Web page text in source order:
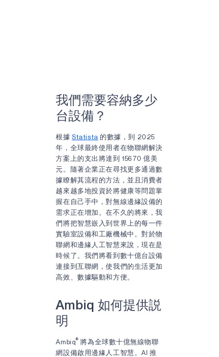
我們需要容納多少
台設備？
根據Statista 的數據，到 2025
年，全球最終使用者在物聯網解決
方案上的支出將達到 15670 億美
元。隨著企業正在尋找更多通過數
據瞭解其流程的方法，並且消費者
越來越多地投資於將健康等問題掌
握在自己手中，對無線邊緣設備的
需求正在增加。在不久的將來，我
們將把智慧嵌入到世界上的每一件
實驗室設備和工廠機械中。對於物
聯網和邊緣人工智慧來說，現在是
時候了。我們將看到數十億台設備
連接到互聯網，使我們的生活更加
高效、數據驅動和方便。
Ambiq 如何提供説
明
Ambiq® 將為全球數十億無線物聯
網設備啟用邊緣人工智慧。AI 推